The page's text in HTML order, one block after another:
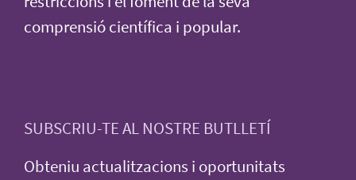
comprensió científica i popular.
SUBSCRIU-TE AL NOSTRE BUTLLETÍ
Obteniu actualitzacions i oportunitats